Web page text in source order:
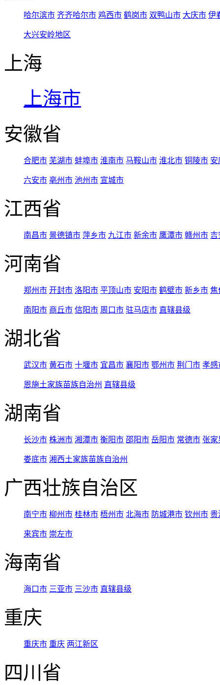
哈尔滨市 齐齐哈尔市 鸡西市 鹤岗市 双鸭山市 大庆市 伊
大兴安岭地区
上海
上海市
安徽省
合肥市 芜湖市 蚌埠市 淮南市 马鞍山市 淮北市 铜陵市 安
六安市 亳州市 池州市 宣城市
江西省
南昌市 景德镇市 萍乡市 九江市 新余市 鹰潭市 赣州市 吉
河南省
郑州市 开封市 洛阳市 平顶山市 安阳市 鹤壁市 新乡市 焦
南阳市 商丘市 信阳市 周口市 驻马店市 直辖县级
湖北省
武汉市 黄石市 十堰市 宜昌市 襄阳市 鄂州市 荆门市 孝感
恩施土家族苗族自治州 直辖县级
湖南省
长沙市 株洲市 湘潭市 衡阳市 邵阳市 岳阳市 常德市 张家
娄底市 湘西土家族苗族自治州
广西壮族自治区
南宁市 柳州市 桂林市 梧州市 北海市 防城港市 钦州市 贵
来宾市 崇左市
海南省
海口市 三亚市 三沙市 直辖县级
重庆
重庆市 重庆 两江新区
四川省